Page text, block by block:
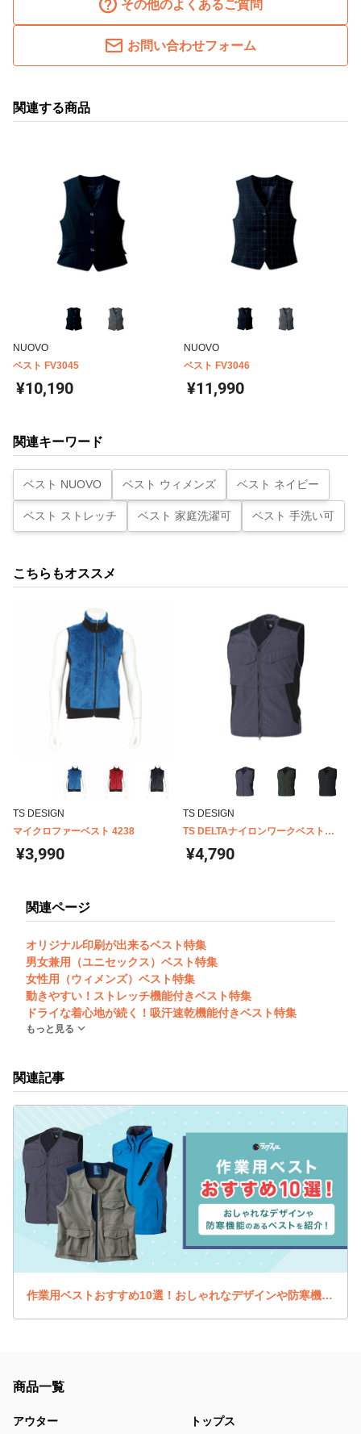
その他のよくあるご質問
お問い合わせフォーム
関連する商品
NUOVO
ベスト FV3045
¥10,190
NUOVO
ベスト FV3046
¥11,990
関連キーワード
ベスト NUOVO ベスト ウィメンズ ベスト ネイビー
ベスト ストレッチ ベスト 家庭洗濯可 ベスト 手洗い可
こちらもオススメ
TS DESIGN
マイクロファーベスト 4238
¥3,990
TS DESIGN
TS DELTAナイロンワークベスト
5438
¥4,790
関連ページ
オリジナル印刷が出来るベスト特集
男女兼用（ユニセックス）ベスト特集
女性用（ウィメンズ）ベスト特集
動きやすい！ストレッチ機能付きベスト特集
ドライな着心地が続く！吸汗速乾機能付きベスト特集
もっと見る
関連記事
作業用ベストおすすめ10選！おしゃれなデザインや防寒機能のあるベストを紹介！
商品一覧
アウター
トップス